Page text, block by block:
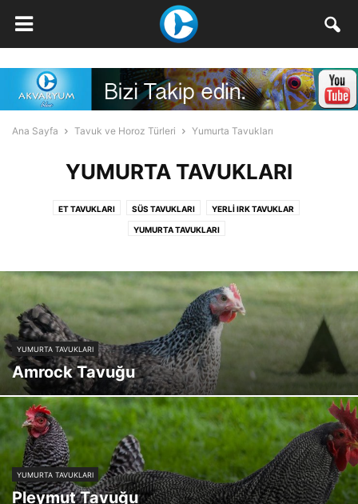
Ana Sayfa Tavuk ve Horoz Türleri Yumurta Tavukları
YUMURTA TAVUKLARI
ET TAVUKLARI SÜS TAVUKLARI YERLI IRK TAVUKLAR
YUMURTA TAVUKLARI
YUMURTA TAVUKLARI
Amrock Tavuğu
YUMURTA TAVUKLARI
Pleymut Tavuğu